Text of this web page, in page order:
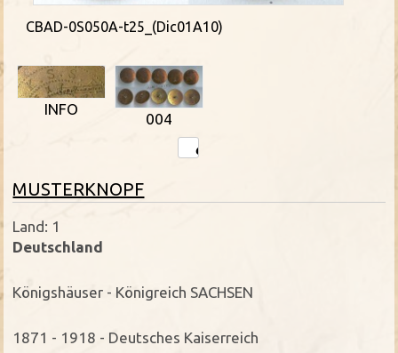
CBAD-0S050A-t25_(Dic01A10)
INFO
004
MUSTERKNOPF
Land: 1
Deutschland
Königshäuser - Königreich SACHSEN
1871 - 1918 - Deutsches Kaiserreich